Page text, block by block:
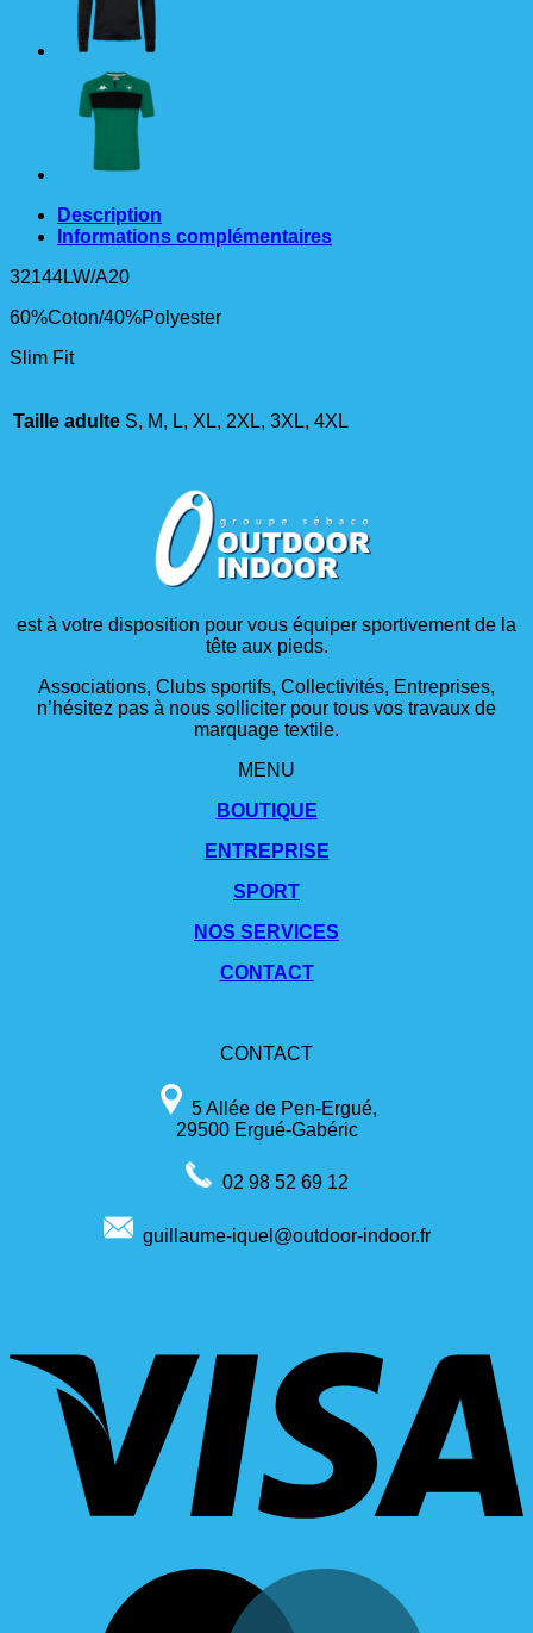
Description
Informations complémentaires
32144LW/A20
60%Coton/40%Polyester
Slim Fit
Taille adulte S, M, L, XL, 2XL, 3XL, 4XL
est à votre disposition pour vous équiper sportivement de la
tête aux pieds.
Associations, Clubs sportifs, Collectivités, Entreprises,
n’hésitez pas à nous solliciter pour tous vos travaux de
marquage textile.
MENU
BOUTIQUE
ENTREPRISE
SPORT
NOS SERVICES
CONTACT
CONTACT
5 Allée de Pen-Ergué,
29500 Ergué-Gabéric
02 98 52 69 12
guillaume-iquel@outdoor-indoor.fr